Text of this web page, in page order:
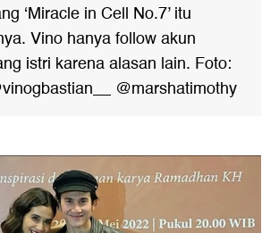
‘Miracle in Cell No.7’ itu
Vino hanya follow akun
istri karena alasan lain. Foto:
@marshatimothy